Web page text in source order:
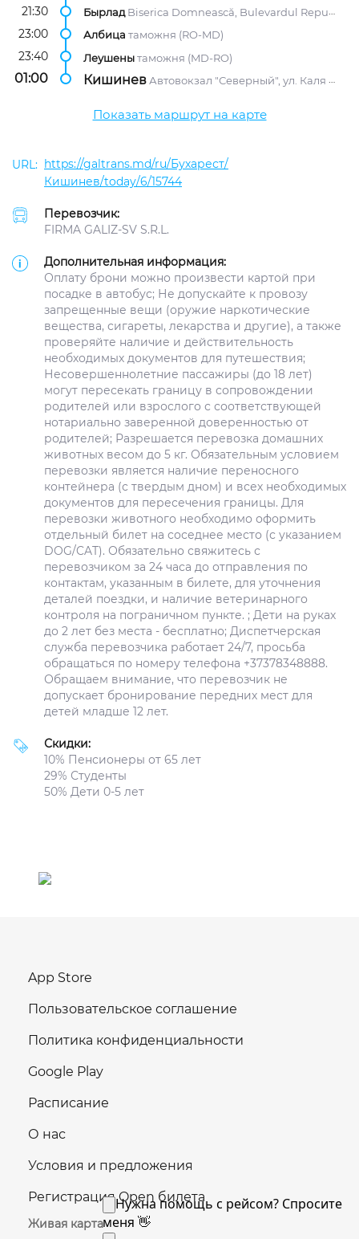
21:30 Бырлад Biserica Domnească, Bulevardul Republicii
23:00 Албица таможня (RO-MD)
23:40 Леушенытаможня (MD-RO)
01:00 Кишинев Автовокзал "Северный", ул. Каля Мошилор, 2/1
Показать маршрут на карте
https://galtrans.md/ru/Бухарест/
Кишинев/today/6/15744
Перевозчик:
FIRMA GALIZ-SV S.R.L.
Дополнительная информация:
Оплату брони можно произвести картой при
посадке в автобус; Не допускайте к провозу
запрещенные вещи (оружие наркотические
вещества, сигареты, лекарства и другие), а также
проверяйте наличие и действительность
необходимых документов для путешествия;
Несовершеннолетние пассажиры (до 18 лет)
могут пересекать границу в сопровождении
родителей или взрослого с соответствующей
нотариально заверенной доверенностью от
родителей; Разрешается перевозка домашних
животных весом до 5 кг. Обязательным условием
перевозки является наличие переносного
контейнера (с твердым дном) и всех необходимых
документов для пересечения границы. Для
перевозки животного необходимо оформить
отдельный билет на соседнее место (с указанием
DOG/CAT). Обязательно свяжитесь с
перевозчиком за 24 часа до отправления по
контактам, указанным в билете, для уточнения
деталей поездки, и наличие ветеринарного
контроля на пограничном пункте. ; Дети на руках
до 2 лет без места - бесплатно; Диспетчерская
служба перевозчика работает 24/7, просьба
обращаться по номеру телефона +37378348888.
Обращаем внимание, что перевозчик не
допускает бронирование передних мест для
детей младше 12 лет.
Скидки:
10% Пенсионеры от 65 лет
29% Студенты
50% Дети 0-5 лет
App Store
Пользовательское соглашение
Политика конфиденциальности
Google Play
Расписание
О нас
Условия и предложения
Регистрация Open билета
Живая карта